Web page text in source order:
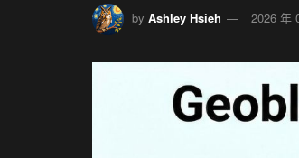
by Ashley Hsieh 2026 年